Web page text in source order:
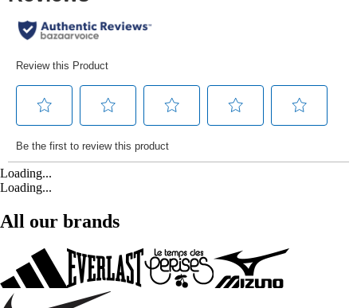
Loading...
Loading...
All our brands